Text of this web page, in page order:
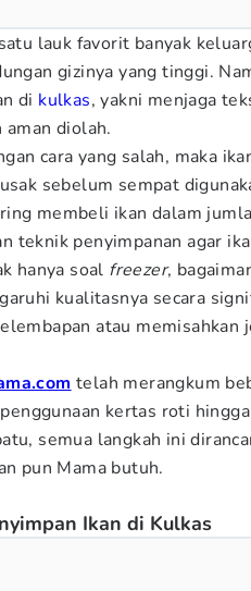
lauk favorit banyak
gizinya yang tinggi.
di kulkas, yakni menjaga
aman diolah.
cara yang salah, maka
sebelum sempat
membeli ikan dalam
teknik penyimpanan agar
hanya soal freezer,
kualitasnya secara
atau memisahkan
telah merangkum
kertas roti
semua langkah ini
pun Mama butuh.
Ikan di Kulkas